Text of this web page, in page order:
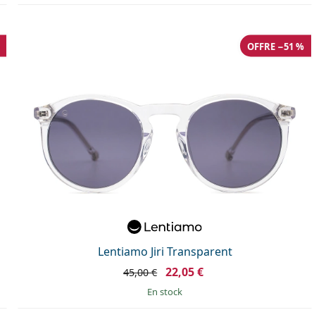
Lentiamo Jiri Transparent
OFFRE −51 %
45,00 € 22,05 €
en stock